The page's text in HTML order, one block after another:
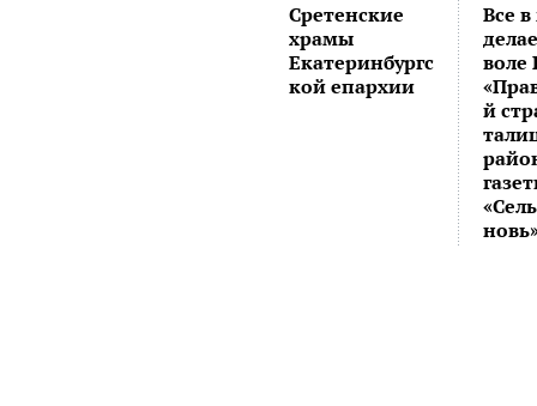
Сретенские
храмы
Екатеринбургс
кой епархии
Все
воле
й